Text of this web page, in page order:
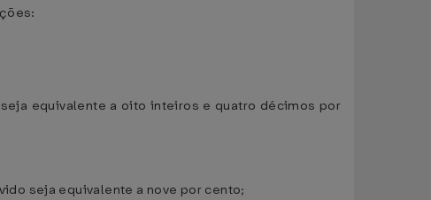
equivalente a oito inteiros e quatro décimos por
seja equivalente a nove por cento;